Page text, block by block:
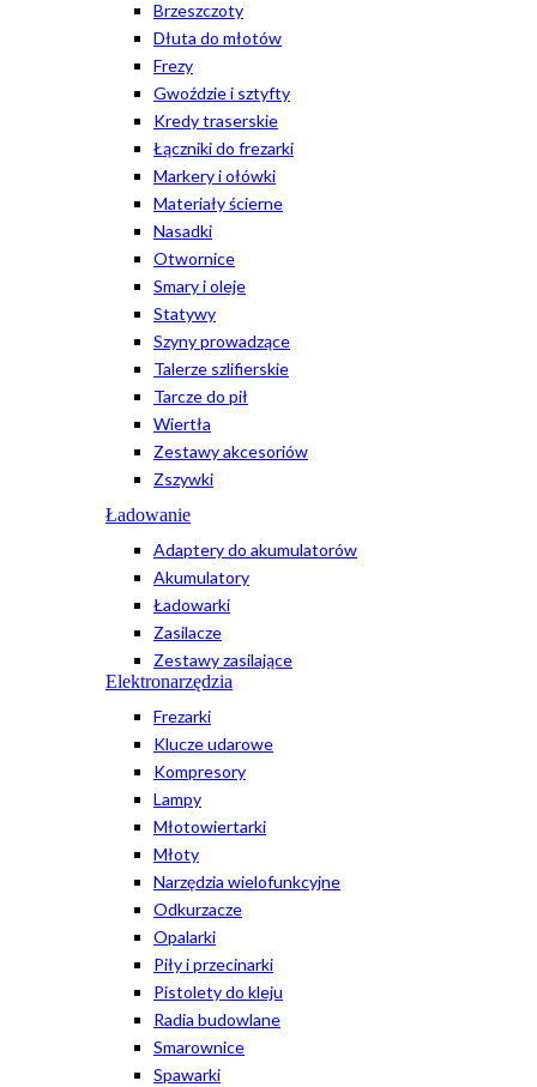
Brzeszczoty
Dłuta do młotów
Frezy
Gwoździe i sztyfty
Kredy traserskie
Łączniki do frezarki
Markery i ołówki
Materiały ścierne
Nasadki
Otwornice
Smary i oleje
Statywy
Szyny prowadzące
Talerze szlifierskie
Tarcze do pił
Wiertła
Zestawy akcesoriów
Zszywki
Ładowanie
Adaptery do akumulatorów
Akumulatory
Ładowarki
Zasilacze
Zestawy zasilające
Elektronarzędzia
Frezarki
Klucze udarowe
Kompresory
Lampy
Młotowiertarki
Młoty
Narzędzia wielofunkcyjne
Odkurzacze
Opalarki
Piły i przecinarki
Pistolety do kleju
Radia budowlane
Smarownice
Spawarki